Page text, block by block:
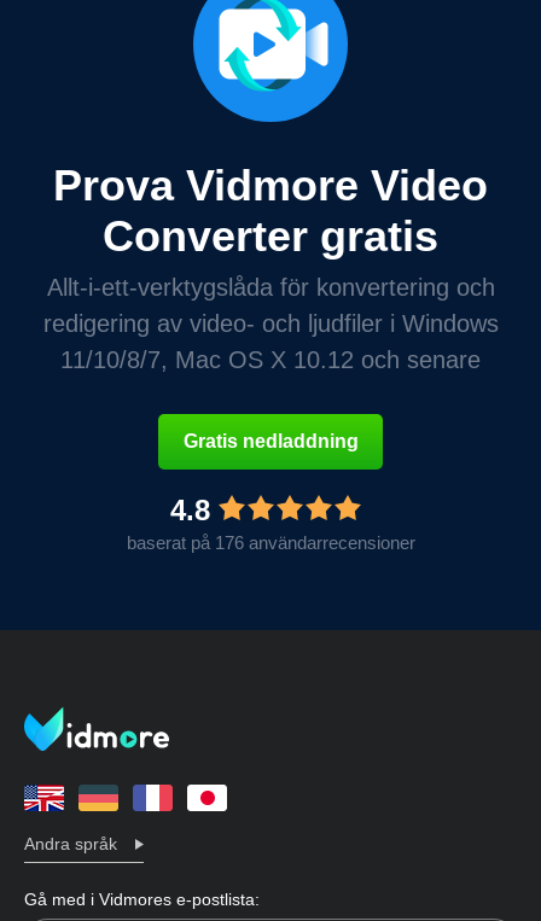
Prova Vidmore Video
Converter gratis
Allt-i-ett-verktygslåda för konvertering och
redigering av video- och ljudfiler i Windows
11/10/8/7, Mac OS X 10.12 och senare
Gratis nedladdning
4.8
baserat på 176 användarrecensioner
Andra språk
Gå med i Vidmores e-postlista: